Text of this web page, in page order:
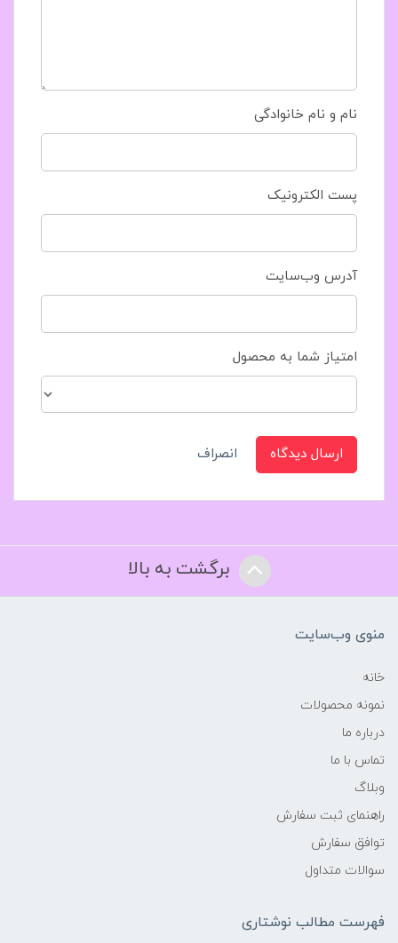
نام و نام خانوادگی
پست الکترونیک
آدرس وب‌سایت
امتیاز شما به محصول
ارسال دیدگاه انصراف
برگشت به بالا
منوی وب‌سایت
خانه
نمونه محصولات
درباره ما
تماس با ما
وبلاگ
راهنمای ثبت سفارش
توافق سفارش
سوالات متداول
فهرست مطالب نوشتاری